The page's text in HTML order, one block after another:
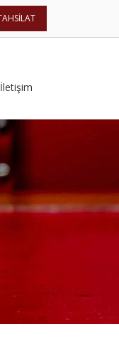
İletişim